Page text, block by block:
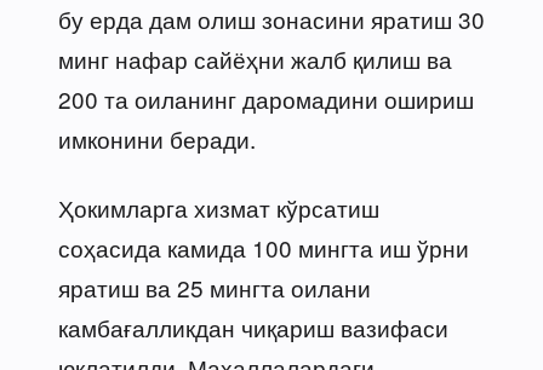
бу ерда дам олиш зонасини яратиш 30
минг нафар сайёҳни жалб қилиш ва
200 та оиланинг даромадини ошириш
имконини беради.
Ҳокимларга хизмат кўрсатиш
соҳасида камида 100 мингта иш ўрни
яратиш ва 25 мингта оилани
камбағалликдан чиқариш вазифаси